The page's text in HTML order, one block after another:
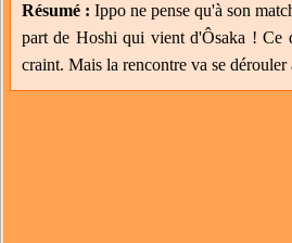
Résumé : Ippo ne pense qu'à son
part de Hoshi qui vient d'Ôsaka ! Ce
craint. Mais la rencontre va se